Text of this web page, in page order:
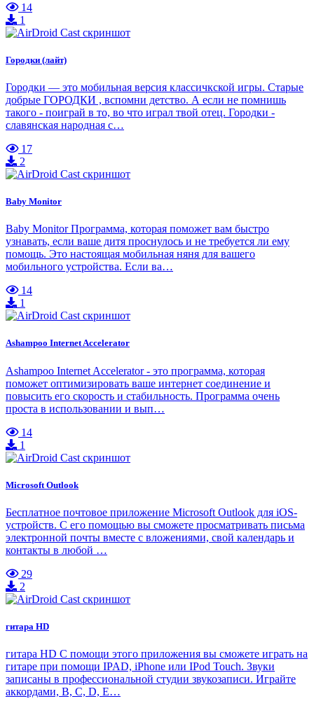
14
1
Городки (лайт)
Городки — это мобильная версия классичкской игры. Старые
добрые ГОРОДКИ , вспомни детство. А если не помнишь
такого - поиграй в то, во что играл твой отец. Городки -
славянская народная с…
17
2
Baby Monitor
Baby Monitor Программа, которая поможет вам быстро
узнавать, если ваше дитя проснулось и не требуется ли ему
помощь. Это настоящая мобильная няня для вашего
мобильного устройства. Если ва…
14
1
Ashampoo Internet Accelerator
Ashampoo Internet Accelerator - это программа, которая
поможет оптимизировать ваше интернет соединение и
повысить его скорость и стабильность. Программа очень
проста в использовании и вып…
14
1
Microsoft Outlook
Бесплатное почтовое приложение Microsoft Outlook для iOS-
устройств. С его помощью вы сможете просматривать письма
электронной почты вместе с вложениями, свой календарь и
контакты в любой …
29
2
гитара HD
гитара HD С помощи этого приложения вы сможете играть на
гитаре при помощи IPAD, iPhone или IPod Touch. Звуки
записаны в профессиональной студии звукозаписи. Играйте
аккордами, B, C, D, E…